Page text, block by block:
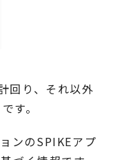
回り、それ以外
す。
ンのSPIKEアプ